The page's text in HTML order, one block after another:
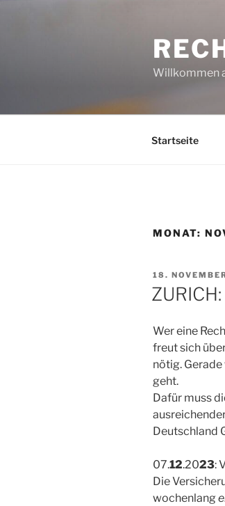
Willkommen
Startseite
MONAT:
AM
18.
Wer eine
freut sich
nötig.
geht.
Dafür muss
Deutschland
07.12.2023:
Die
wochenlang